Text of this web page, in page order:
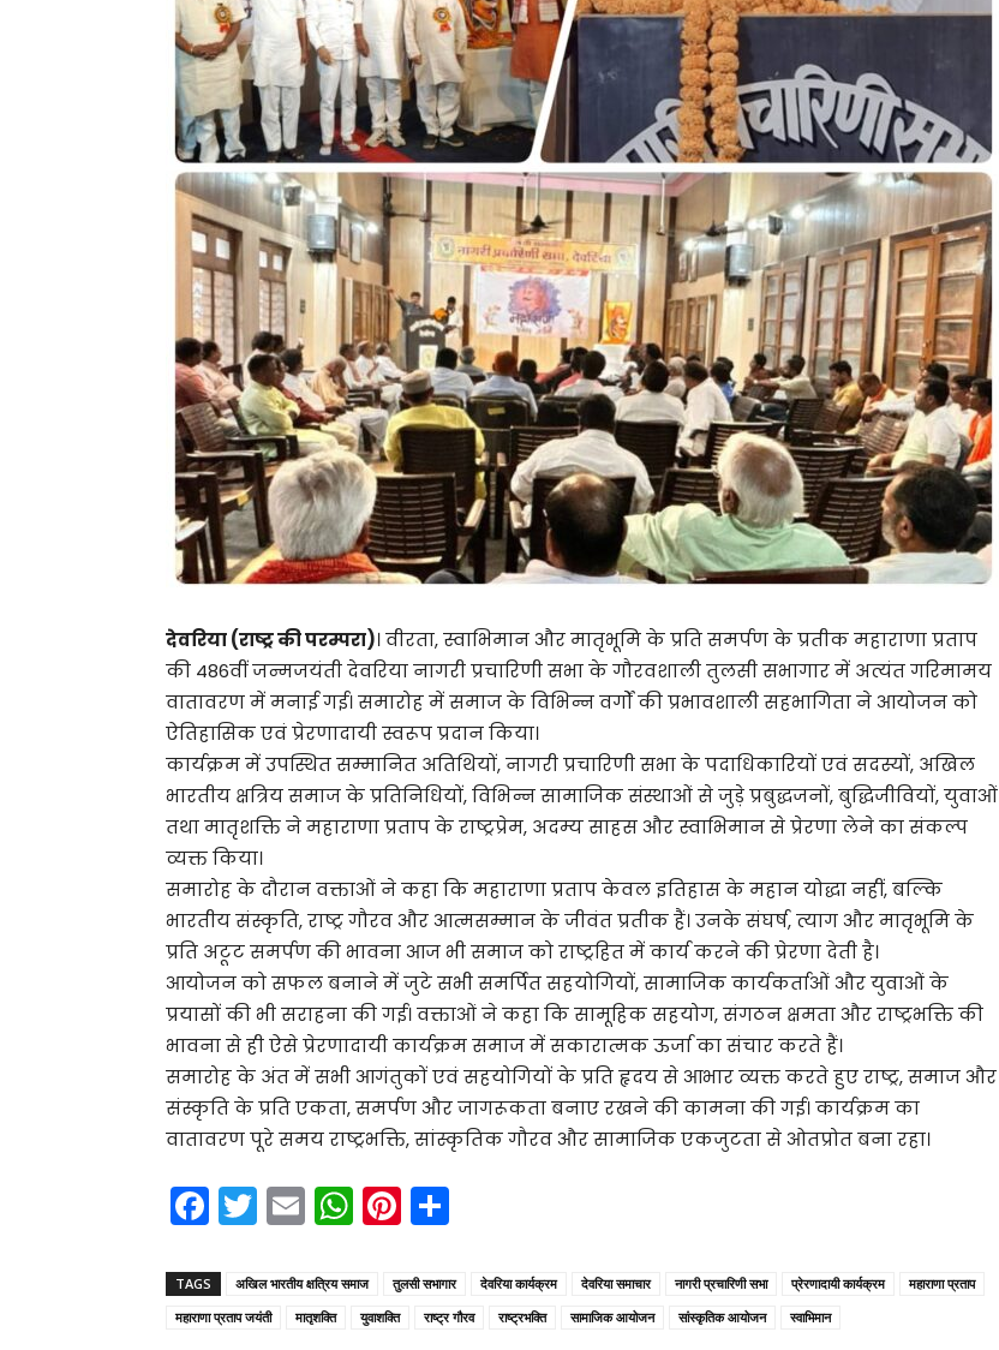
देवरिया (राष्ट्र की परम्परा)। वीरता, स्वाभिमान और मातृभूमि के प्रति समर्पण के प्रतीक महाराणा प्रताप
की 486वीं जन्मजयंती देवरिया नागरी प्रचारिणी सभा के गौरवशाली तुलसी सभागार में अत्यंत गरिमामय
वातावरण में मनाई गई। समारोह में समाज के विभिन्न वर्गों की प्रभावशाली सहभागिता ने आयोजन को
ऐतिहासिक एवं प्रेरणादायी स्वरूप प्रदान किया।
कार्यक्रम में उपस्थित सम्मानित अतिथियों, नागरी प्रचारिणी सभा के पदाधिकारियों एवं सदस्यों, अखिल
भारतीय क्षत्रिय समाज के प्रतिनिधियों, विभिन्न सामाजिक संस्थाओं से जुड़े प्रबुद्धजनों, बुद्धिजीवियों, युवाओं
तथा मातृशक्ति ने महाराणा प्रताप के राष्ट्रप्रेम, अदम्य साहस और स्वाभिमान से प्रेरणा लेने का संकल्प
व्यक्त किया।
समारोह के दौरान वक्ताओं ने कहा कि महाराणा प्रताप केवल इतिहास के महान योद्धा नहीं, बल्कि
भारतीय संस्कृति, राष्ट्र गौरव और आत्मसम्मान के जीवंत प्रतीक हैं। उनके संघर्ष, त्याग और मातृभूमि के
प्रति अटूट समर्पण की भावना आज भी समाज को राष्ट्रहित में कार्य करने की प्रेरणा देती है।
आयोजन को सफल बनाने में जुटे सभी समर्पित सहयोगियों, सामाजिक कार्यकर्ताओं और युवाओं के
प्रयासों की भी सराहना की गई। वक्ताओं ने कहा कि सामूहिक सहयोग, संगठन क्षमता और राष्ट्रभक्ति की
भावना से ही ऐसे प्रेरणादायी कार्यक्रम समाज में सकारात्मक ऊर्जा का संचार करते हैं।
समारोह के अंत में सभी आगंतुकों एवं सहयोगियों के प्रति हृदय से आभार व्यक्त करते हुए राष्ट्र, समाज और
संस्कृति के प्रति एकता, समर्पण और जागरूकता बनाए रखने की कामना की गई। कार्यक्रम का
वातावरण पूरे समय राष्ट्रभक्ति, सांस्कृतिक गौरव और सामाजिक एकजुटता से ओतप्रोत बना रहा।
F
a
c
e
T
w
itt
er
E
m
ai
l
W
h
a
ts
Pi
nt
er
e
ar
e
TAGS अखिल भारतीय क्षत्रिय समाज तुलसी सभागार देवरिया कार्यक्रम देवरिया समाचार नागरी प्रचारिणी सभा प्रेरणादायी कार्यक्रम
महाराणा प्रताप
महाराणा प्रताप जयंती
मातृशक्ति युवाशक्ति राष्ट्र गौरव राष्ट्रभक्ति सामाजिक आयोजन सांस्कृतिक आयोजन स्वाभिमान